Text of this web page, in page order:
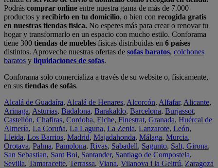
Podrás comprar online entre nuestra gama de más de 7.000
productos y recibirlo en tu domicilio, o bien con recogida gratis
en nuestras tiendas física. No esperes más para crear o renovar tu
hogar y transformarlo en un espacio con mucho estilo. Conforama
tiene 300 tiendas de muebles físicas distribuidas en 6 países
distintos. Aproveche nuestras ofertas de sofas baratos, colchones
baratos y liquidaciones de sofas.
Conforama solo comercializa a través de su website o, físicamente,
en sus tiendas de sofás.
Alcalá de Guadaíra, Alcalá de Henares, Alcorcón, Alfafar, Alicante,
Arinaga, Asturias, Badalona, Barakaldo, Barcelona, Burjassot,
Castellón, Chafiras, Cordoba, Elche, Finestrat, Granada, Huércal de
Almería, La Coruña, La Laguna, La Zenia, Lanzarote, León,
Lleida, Los Barrios, Madrid, Majadahonda, Málaga, Murcia,
Orotava, Palma, Pamplona, Rivas, Sabadell, Sagunto, Salt, Girona,
San Sebastian, Sant Boi, Santander, Santiago de Compostela,
Sevilla, Tamaraceite, Terrassa, Viana, Vilanova i la Geltrú, Zaragoza